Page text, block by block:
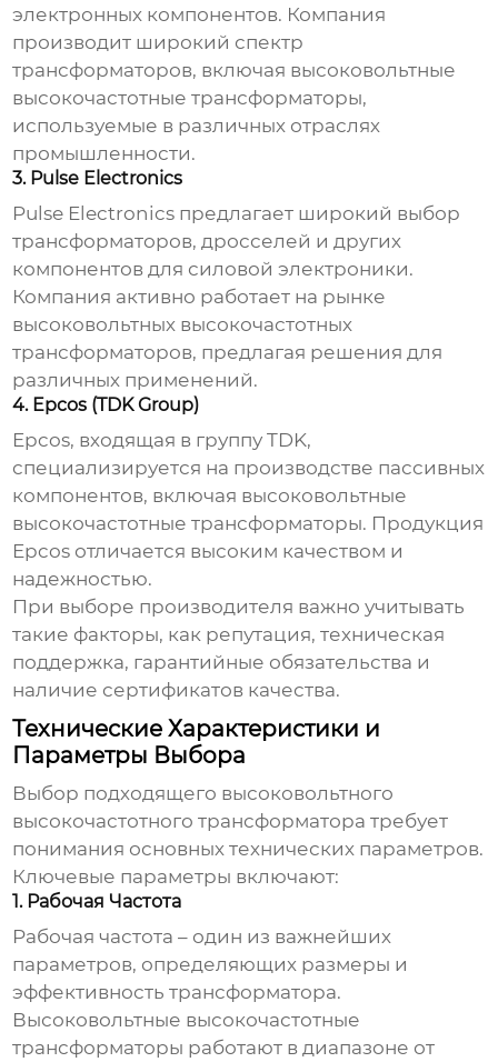
электронных компонентов. Компания
производит широкий спектр
трансформаторов, включая высоковольтные
высокочастотные трансформаторы,
используемые в различных отраслях
промышленности.
3. Pulse Electronics
Pulse Electronics предлагает широкий выбор
трансформаторов, дросселей и других
компонентов для силовой электроники.
Компания активно работает на рынке
высоковольтных высокочастотных
трансформаторов, предлагая решения для
различных применений.
4. Epcos (TDK Group)
Epcos, входящая в группу TDK,
специализируется на производстве пассивных
компонентов, включая высоковольтные
высокочастотные трансформаторы. Продукция
Epcos отличается высоким качеством и
надежностью.
При выборе производителя важно учитывать
такие факторы, как репутация, техническая
поддержка, гарантийные обязательства и
наличие сертификатов качества.
Технические Характеристики и
Параметры Выбора
Выбор подходящего высоковольтного
высокочастотного трансформатора требует
понимания основных технических параметров.
Ключевые параметры включают:
1. Рабочая Частота
Рабочая частота – один из важнейших
параметров, определяющих размеры и
эффективность трансформатора.
Высоковольтные высокочастотные
трансформаторы работают в диапазоне от